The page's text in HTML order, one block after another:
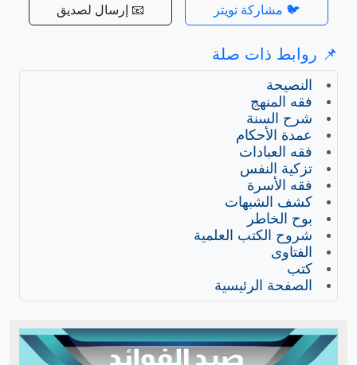
🐦 مشاركة تويتر 📧 إرسال لصديق
📌 روابط ذات صلة
النصيحة
فقه المنهج
شرح السنة
عمدة الأحكام
فقه العبادات
تزكية النفس
فقه الأسرة
كشف الشبهات
بوح الخاطر
شروح الكتب العلمية
الفتاوى
كتب
الصفحة الرئيسية